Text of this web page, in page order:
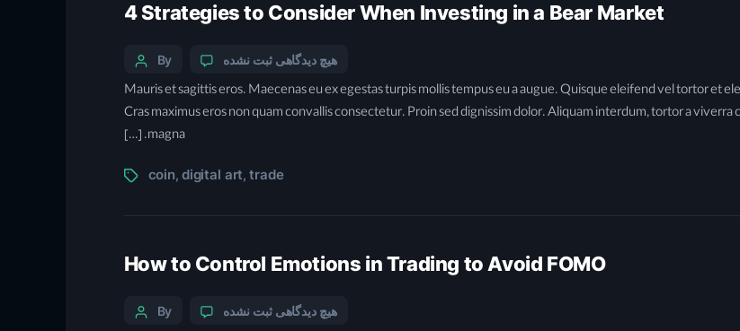
4 Strategies to Consider When Investing in a Bear Market
By هیچ دیدگاهیثبت نشده
Mauris et sagittis eros. Maecenas eu ex egestas turpis mollis tempus eu a augue. Quisque eleifend vel tortor et
Cras maximus eros non quam convallis consectetur. Proin sed dignissim dolor. Aliquam interdum, tortor a viverra
magna. […]
coin, digital art,trade
How to Control Emotions in Trading to Avoid FOMO
By هیچ دیدگاهیثبت نشده